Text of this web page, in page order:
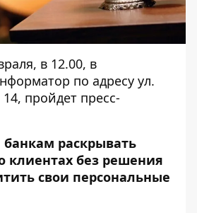
в 12.00, в
по адресу ул.
пройдет пресс-
раскрывать
без решения
свои персональные